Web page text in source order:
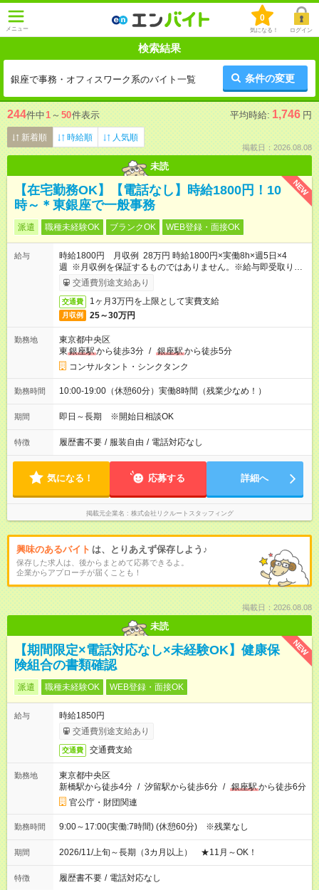
メニュー
0
気になる！ ログイン
検索結果
銀座で事務・オフィスワーク系のバイト一覧 条件の変更
244件中1 ～ 50件表示 平均時給: 1,746 円
新着順 時給順 人気順
掲載日：2026.08.08
未読
NEW
【在宅勤務OK】【電話なし】時給1800円！10
時～＊東銀座で一般事務
派遣 職種未経験OK ブランクOK WEB登録・面接OK
給与
時給1800円 月収例 28万円 時給1800円×実働8h×週5日×4
週 ※月収例を保証するものではありません。※給与即受取りサ
ービス利用可（利用条件有）
交通費別途支給あり
交通費 1ヶ月3万円を上限として実費支給
月収例 25～30万円
勤務地
東京都中央区
東 銀座駅から徒歩3分 / 銀座駅から徒歩5分
コンサルタント・シンクタンク
勤務時間 10:00-19:00（休憩60分）実働8時間（残業少なめ！）
期間 即日～長期 ※開始日相談OK
特徴 履歴書不要 / 服装自由 / 電話対応なし
気になる！ 応募する 詳細へ
掲載元企業名 株式会社リクルートスタッフィング
興味のあるバイト は、とりあえず保存しよう♪
保存した求人は、後からまとめて応募できるよ。
企業からアプローチが届くことも！
掲載日：2026.08.08
未読
NEW
【期間限定×電話対応なし×未経験OK】健康保
険組合の書類確認
派遣 職種未経験OK WEB登録・面接OK
給与
時給1850円
交通費別途支給あり
交通費 交通費支給
勤務地
東京都中央区
新橋駅から徒歩4分 / 汐留駅から徒歩6分 / 銀座駅から徒歩6分
官公庁・財団関連
勤務時間 9:00～17:00(実働:7時間) (休憩60分) ※残業なし
期間 2026/11/上旬～長期（3カ月以上） ★11月～OK！
特徴 履歴書不要 / 電話対応なし